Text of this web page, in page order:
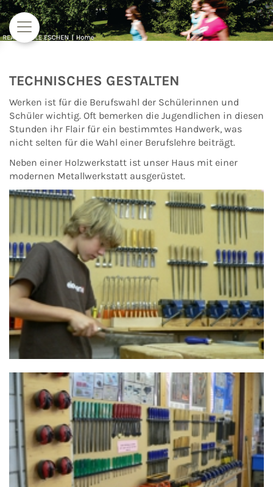
Zum Inhalt springen
TECHNISCHES GESTALTEN
Werken ist für die Berufswahl der Schülerinnen und
Schüler wichtig. Oft bemerken die Jugendlichen in diesen
Stunden ihr Flair für ein bestimmtes Handwerk, was
nicht selten für die Wahl einer Berufslehre beiträgt.
Neben einer Holzwerkstatt ist unser Haus mit einer
modernen Metallwerkstatt ausgerüstet.